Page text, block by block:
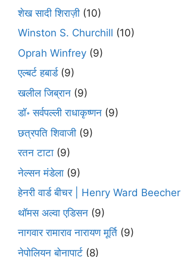
शेख सादी शिराज़ी (10)
Winston S. Churchill (10)
Oprah Winfrey (9)
एल्बर्ट हबार्ड(9)
खलील जिब्रान (9)
डॉ॰ सर्वपल्ली राधाकृष्णन (9)
छत्रपति शिवाजी (9)
रतन टाटा (9)
नेल्सन मंडेला (9)
हेनरी वार्ड बीचर | Henry Ward Beecher
थॉमस अल्वा एडिसन (9)
नागवार रामाराव नारायण मूर्ति (9)
नेपोलियन बोनापार्ट (8)